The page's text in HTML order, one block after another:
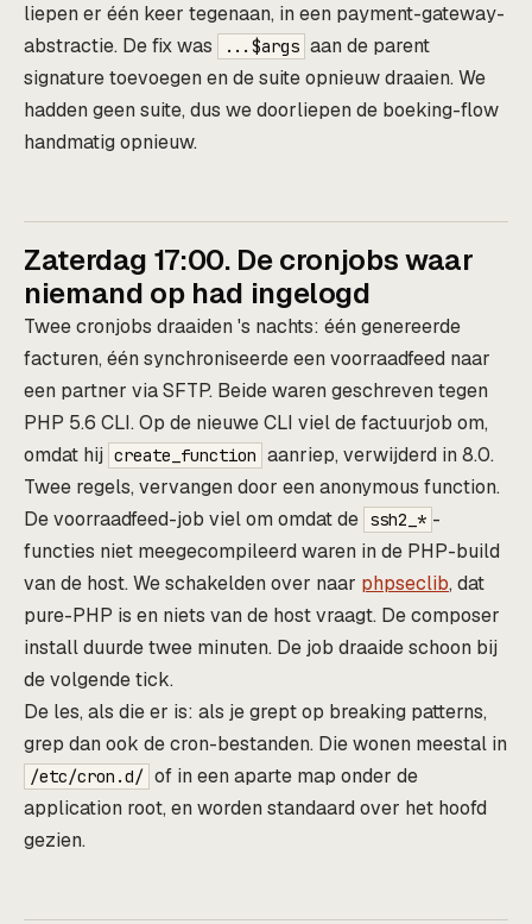
liepen er één keer tegenaan, in een payment-gateway-
abstractie. De fix was
...$args aan de parent
signature toevoegen en de suite opnieuw draaien. We
hadden geen suite, dus we doorliepen de boeking-flow
handmatig opnieuw.
Zaterdag 17:00. De cronjobs waar
niemand op had ingelogd
Twee cronjobs draaiden 's nachts: één genereerde
facturen, één synchroniseerde een voorraadfeed naar
een partner via SFTP. Beide waren geschreven tegen
PHP 5.6 CLI. Op de nieuwe CLI viel de factuurjob om,
omdat hij create_function aanriep, verwijderd in 8.0.
Twee regels, vervangen door een anonymous function.
De voorraadfeed-job viel om omdat de ssh2_* -
functies niet meegecompileerd waren in de PHP-build
van de host. We schakelden over naar phpseclib, dat
pure-PHP is en niets van de host vraagt. De composer
install duurde twee minuten. De job draaide schoon bij
de volgende tick.
De les, als die er is: als je grept op breaking patterns,
grep dan ook de cron-bestanden. Die wonen meestal in
/etc/cron.d/ of in een aparte map onder de
application root, en worden standaard over het hoofd
gezien.